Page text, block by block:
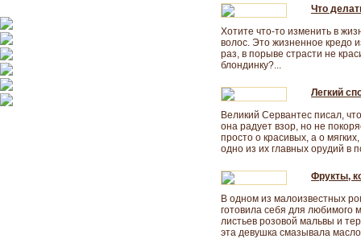
Что
Хотите что-то изменить в
волос. Это жизненное кредо
раз, в порыве страсти не
блондинку?...
Легкий
Великий Сервантес писал,
она радует взор, но не
просто о красивых, а о
одно из их главных орудий в
Фрукты,
В одном из малоизвестных
готовила себя для любимого
листьев розовой мальвы и
эта девушка смазывала